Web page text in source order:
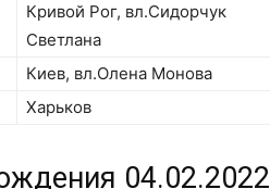
Кривой Рог, вл.Сидорчук
Светлана
Киев, вл.Олена Монова
Харьков
04.02.2022